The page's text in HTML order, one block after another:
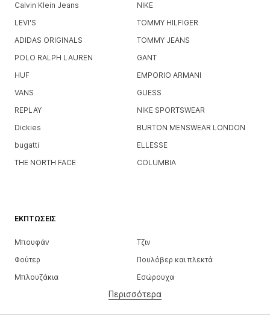
Calvin Klein Jeans
NIKE
LEVI'S
TOMMY HILFIGER
ADIDAS ORIGINALS
TOMMY JEANS
POLO RALPH LAUREN
GANT
HUF
EMPORIO ARMANI
VANS
GUESS
REPLAY
NIKE SPORTSWEAR
Dickies
BURTON MENSWEAR LONDON
bugatti
ELLESSE
THE NORTH FACE
COLUMBIA
ΕΚΠΤΏΣΕΙΣ
Μπουφάν
Τζιν
Φούτερ
Πουλόβερ και πλεκτά
Μπλουζάκια
Εσώρουχα
Πουκάμισα
Περισσότερα